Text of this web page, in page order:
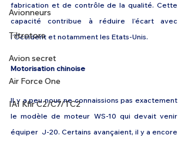
Avionneurs
Tiltrotors
Avion secret
Air Force One
IAI Kfir C2/C7/TC2
fabrication et de contrôle de la qualité. Cette
capacité contribue à réduire l’écart avec
l’Occident et notamment les Etats-Unis.
Motorisation chinoise
Il y a peu nous ne connaissions pas exactement
le modèle de moteur WS-10 qui devait venir
équiper  J-20. Certains avançaient, il y a encore